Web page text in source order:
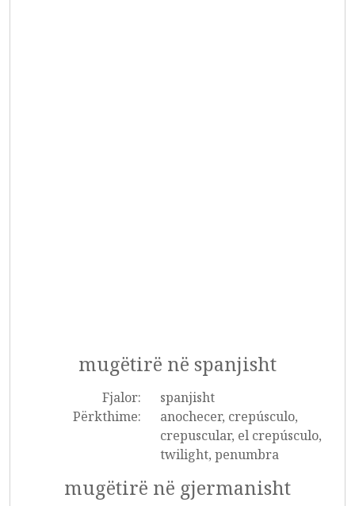
mugëtirë në spanjisht
Fjalor:
spanjisht
Përkthime:
anochecer, crepúsculo,
crepuscular, el crepúsculo,
twilight, penumbra
mugëtirë në gjermanisht